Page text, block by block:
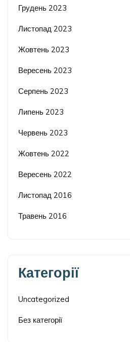
Грудень 2023
Листопад 2023
Жовтень 2023
Вересень 2023
Серпень 2023
Липень 2023
Червень 2023
Жовтень 2022
Вересень 2022
Листопад 2016
Травень 2016
Категорії
Uncategorized
Без категорії